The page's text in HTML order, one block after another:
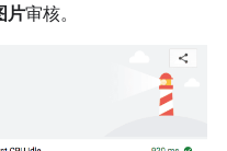
片审核。